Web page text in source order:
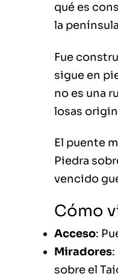
qué es
la
Fue
sigue en
no es una
losas
El puente
Piedra
vencido
Cómo
Acceso:
Miradores
sobre el